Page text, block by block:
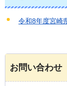
令和8年度宮崎
お問い合わせ